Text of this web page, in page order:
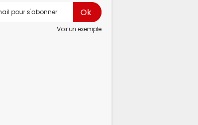
Voir un exemple